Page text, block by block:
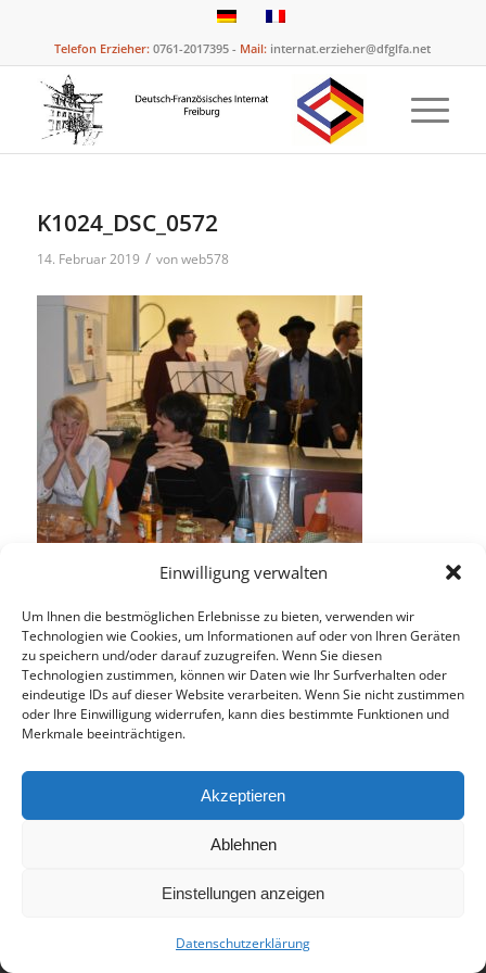
Einwilligung verwalten
Um Ihnen die bestmöglichen Erlebnisse zu bieten, verwenden wir
Technologien wie Cookies, um Informationen auf oder von Ihren Geräten
zu speichern und/oder darauf zuzugreifen. Wenn Sie diesen
Technologien zustimmen, können wir Daten wie Ihr Surfverhalten oder
eindeutige IDs auf dieser Website verarbeiten. Wenn Sie nicht zustimmen
oder Ihre Einwilligung widerrufen, kann dies bestimmte Funktionen und
Merkmale beeinträchtigen.
Akzeptieren
Ablehnen
Einstellungen anzeigen
Datenschutzerklärung
Telefon Erzieher: 0761-2017395 - Mail: internat.erzieher@dfglfa.net
K1024_DSC_0572
14. Februar 2019 / vonweb578
Eintrag teilen
© 2017 - Deutsch-Französisches Internat Freiburg - Realisiert von